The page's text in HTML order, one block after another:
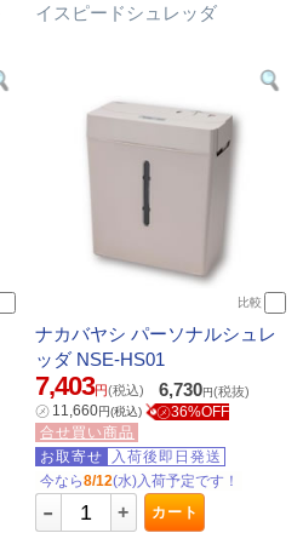
イスピードシュレッダ
比較
ナカバヤシ パーソナルシュレ
ッダ NSE-HS01
7,403円(税込) 6,730円(税抜)
㋱ 11,660円(税込) ㋱36%OFF
合せ買い商品
お取寄せ
入荷後即日発送
今なら8/12(水)入荷予定です！
- + カート